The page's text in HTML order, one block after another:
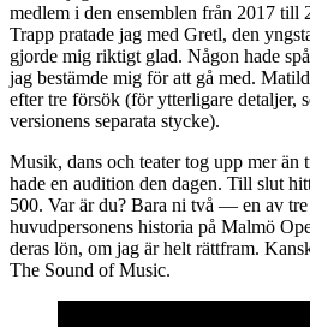
medlem i den ensemblen från 2017 till
Trapp pratade jag med Gretl, den
gjorde mig riktigt glad. Någon hade
jag bestämde mig för att gå med.
efter tre försök (för ytterligare detaljer,
versionens separata stycke).
Musik, dans och teater tog upp mer än
hade en audition den dagen. Till slut
500. Var är du? Bara ni två — en av
huvudpersonens historia på Malmö
deras lön, om jag är helt rättfram.
The Sound of Music.